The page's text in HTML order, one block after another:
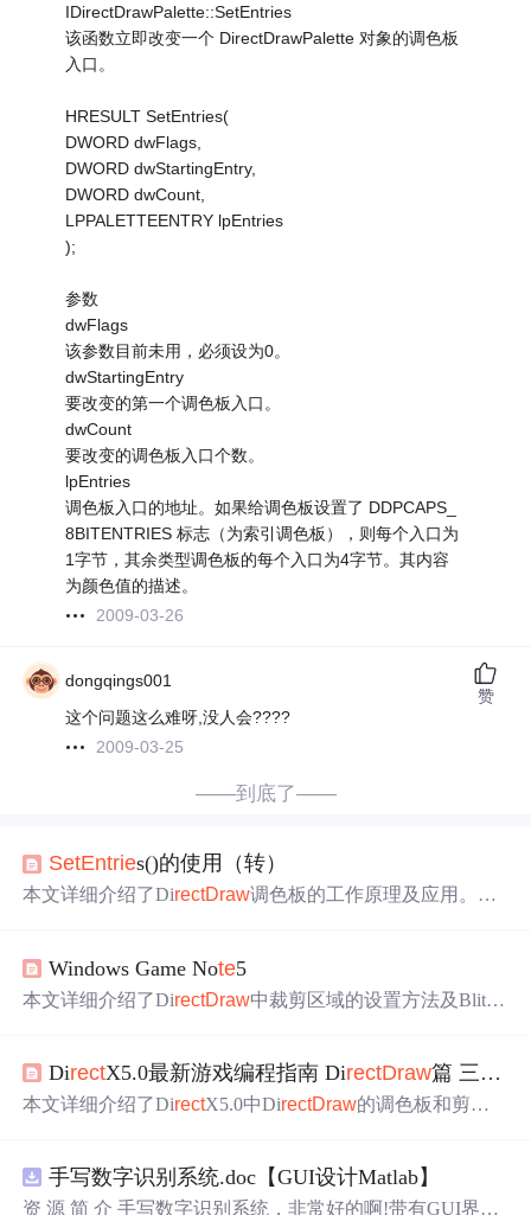
IDirectDrawPalette::SetEntries
该函数立即改变一个 DirectDrawPalette 对象的调色板
入口。
HRESULT SetEntries(
DWORD dwFlags,
DWORD dwStartingEntry,
DWORD dwCount,
LPPALETTEENTRY lpEntries
);
参数
dwFlags
该参数目前未用，必须设为0。
dwStartingEntry
要改变的第一个调色板入口。
dwCount
要改变的调色板入口个数。
lpEntries
调色板入口的地址。如果给调色板设置了 DDPCAPS_
8BITENTRIES 标志（为索引调色板），则每个入口为
1字节，其余类型调色板的每个入口为4字节。其内容
为颜色值的描述。
2009-03-26
dongqings001
这个问题这么难呀,没人会????
2009-03-25
赞
——到底了——
SetEntries()的使用（转）
本文详细介绍了DirectDraw调色板的工作原理及应用。解
的有效显示。
Windows Game Note5
本文详细介绍了DirectDraw中裁剪区域的设置方法及Blit操
DirectX5.0最新游戏编程指南 DirectDraw篇 三、Di
本文详细介绍了DirectX5.0中DirectDraw的调色板和剪切
手写数字识别系统.doc【GUI设计Matlab】
资 源 简 介 手写数字识别系统，非常好的啊!带有GUI界